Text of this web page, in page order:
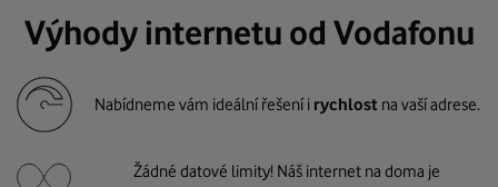
Výhody internetu od Vodafonu
Nabídneme vám ideální řešení i rychlost na vaší adrese.
Žádné datové limity! Náš internet na doma je